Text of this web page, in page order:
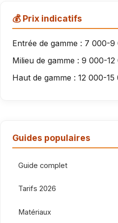
💰 Prix indicatifs
Entrée de gamme : 7 000-
Milieu de gamme : 9 000-
Haut de gamme : 12 000-
Guides populaires
Guide complet
Tarifs 2026
Matériaux